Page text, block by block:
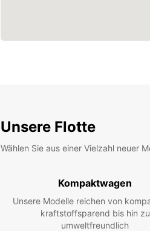
Unsere Flotte
Wählen Sie aus einer Vielzahl neuer
Kompaktwagen
Unsere Modelle reichen von
kraftstoffsparend bis hin zu
umweltfreundlich